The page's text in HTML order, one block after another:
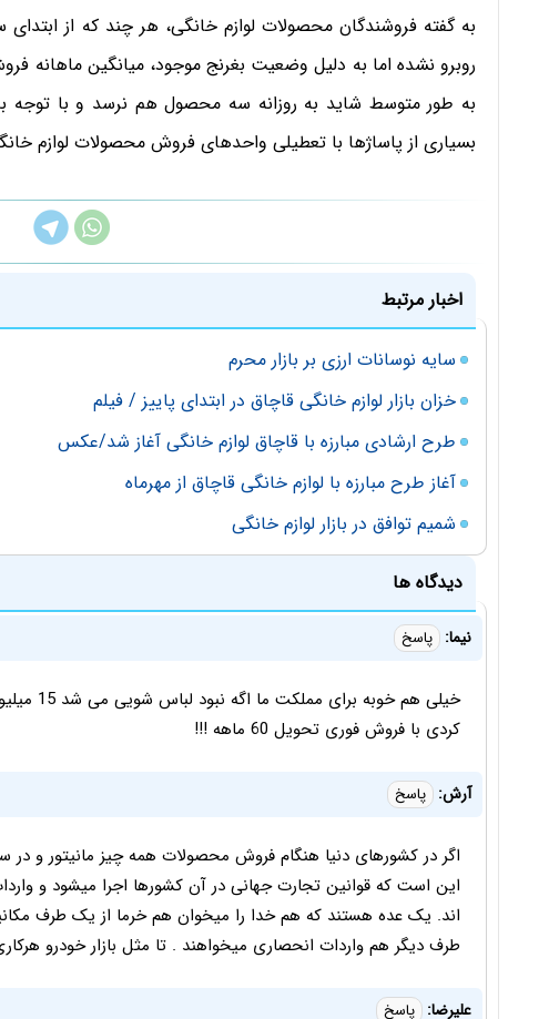
به گفته فروشندگان محصولات لوازم خانگی، هر چند که از
بسیاری از پاساژها با تعطیلی واحدهای فروش محصولات لوازم
اخبار مرتبط
سایه نوسانات ارزی بر بازار محرم
خزان بازار لوازم خانگی قاچاق در ابتدای پاییز / فیلم
طرح ارشادی مبارزه با قاچاق لوازم خانگی آغاز شد/عکس
آغاز طرح مبارزه با لوازم خانگی قاچاق از مهرماه
شمیم توافق در بازار لوازم خانگی
دیدگاه ها
نیما: پاسخ
خیلی هم
کردی با فروش فوری تحویل 60 ماهه !!!
آرش: پاسخ
اگر در کشورهای دنیا هنگام فروش محصولات همه چیز مانیتور و
این است که قوانین تجارت جهانی در آن کشورها اجرا میشود و
اند. یک عده هستند که هم خدا را میخوان هم خرما از یک طرف
طرف دیگر هم واردات انحصاری میخواهند . تا مثل بازار خودرو
عليرضا: پاسخ